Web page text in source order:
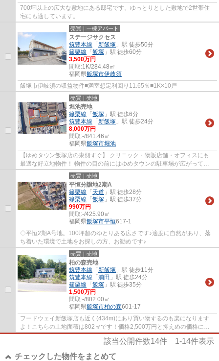
700坪以上の広大な敷地にある邸宅です。ゆっとりとした敷地で2世帯住
宅にも適しています。
売買｜一棟アパート
ステージサクセス
筑豊本線 「 新飯塚 」駅 徒歩50分
篠栗線 「 飯塚 」駅 徒歩60分
3,500万円
間取:1K/284.48㎡
福岡県飯塚市伊岐須
飯塚市伊岐須の収益物件■満室想定利回り11.65％■1K×10戸
売買｜売地
堀池売地
篠栗線 「 飯塚 」駅 徒歩6分
筑豊本線 「 新飯塚 」駅 徒歩24分
8,000万円
間取:-/841.46㎡
福岡県飯塚市堀池
【ゆめタウン飯塚店の東側すぐ】 クリニック・物販店舗・オフィスにも
最適な好立地物件！ 物件の目の前にはゆめタウンの駐車場が広がってお
り、多くの人が行き交うエリアで注目度も◎
売買｜売地
平恒分譲地2期A
篠栗線 「 天道 」駅 徒歩28分
篠栗線 「 飯塚 」駅 徒歩37分
990万円
間取:-/425.90㎡
福岡県飯塚市平恒617-1
◇平恒2期A号地。100坪超のゆとりある広さです♪適度に自然があり、落
ち着いた環境で土地をお探しの方、お勧めです♪
売買｜売地
柏の森売地
筑豊本線 「 新飯塚 」駅 徒歩11分
筑豊本線 「 浦田 」駅 徒歩24分
篠栗線 「 飯塚 」駅 徒歩35分
1,500万円
間取:-/802.00㎡
福岡県飯塚市柏の森601-17
フードウェイ新飯塚店も近く(434m)にあり買い物するのも楽になります
よ！こちらの土地面積は802㎡です！価格2,500万円と抑えめの価格にも
関わらず、条件も整った土地です！これから新...
該当公開件数14件 1-14件表示
チェックした物件をまとめて